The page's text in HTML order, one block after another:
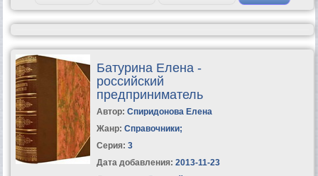
Батурина Елена -
российский
предприниматель
Автор: Спиридонова Елена
Жанр: Справочники;
Серия: 3
Дата добавления: 2013-11-23